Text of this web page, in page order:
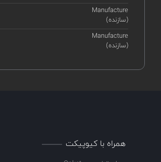
Manufacture
(سازنده)
Manufacture
(سازنده)
همراه با کیوپیکت